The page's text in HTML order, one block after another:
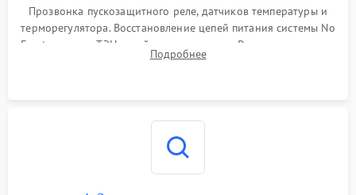
Прозвонка пускозащитного реле, датчиков температуры и
терморегулятора. Восстановление цепей питания системы No
Frost, включая ТЭН оттайки и вентилятор. Ремонт или замена
платы управления при сбоях алгоритмов.
Подробнее